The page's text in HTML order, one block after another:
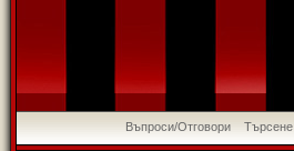
Въпроси/Отговори Търсене